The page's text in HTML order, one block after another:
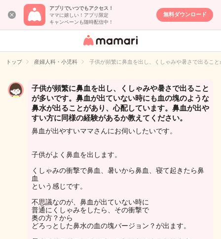
アプリでいつでもアクセス！
ママに嬉しい！アプリ限定
キャンペーンも随時配信中！
無料ダウンロード
女性専用匿名QA
イト
トップ 産婦人科・小児科 子供が頻繁に鼻血を出し、くしゃみや暑さで出るこ
子供が頻繁に鼻血を出し、くしゃみや暑さで出ること
が多いです。鼻血が出ていない時にも血の塊のような
鼻水が出ることがあり、心配しています。鼻血が出や
すい方に同様の経験があるか教えてください。
鼻血が出やすいママさんにお伺いしたいです。
子供がよく鼻血を出します。
くしゃみの衝撃で鼻血、暑いから鼻血、寝て起きたら鼻
血
という感じです。
不思議なのが、鼻血が出ていない時に
普通にくしゃみをしたら、その衝撃で
奥の方？から
どろっとした鼻水の血の塊バージョン？が出ます。